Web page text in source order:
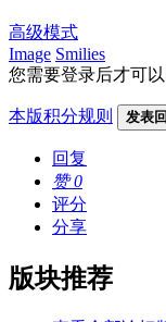
高级模式
Image Smilies
您需要登录后才可
本版积分规则 发表
回复
赞0
评分
分享
版块推荐